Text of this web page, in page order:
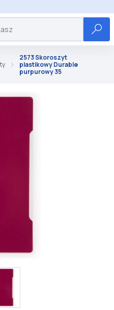
2573 Skoroszyt
plastikowy Durable
purpurowy 35